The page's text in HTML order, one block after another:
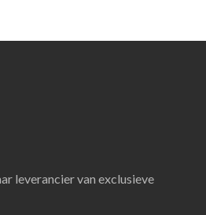
leverancier van exclusieve